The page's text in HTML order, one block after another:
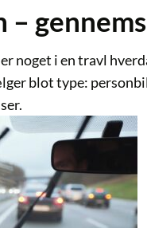
–
noget i en travl
blot type: personbil